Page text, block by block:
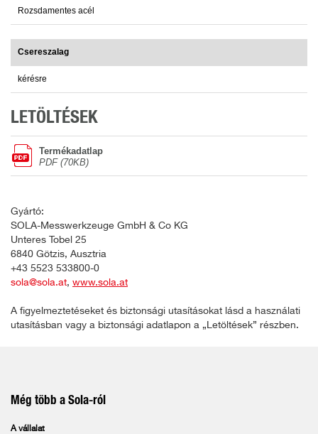
Rozsdamentes acél
Csereszalag
kérésre
LETÖLTÉSEK
Termékadatlap
PDF (70KB)
Gyártó:
SOLA-Messwerkzeuge GmbH & Co KG
Unteres Tobel 25
6840 Götzis, Ausztria
+43 5523 533800-0
sola@sola.at, www.sola.at
A figyelmeztetéseket és biztonsági utasításokat lásd a használati
utasításban vagy a biztonsági adatlapon a „Letöltések” részben.
Még több a Sola-ról
A vállalat